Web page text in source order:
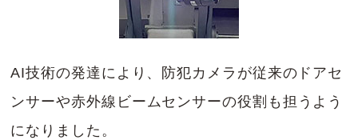
AI技術の発達により、防犯カメラが従来のドアセ
ンサーや赤外線ビームセンサーの役割も担うよう
になりました。